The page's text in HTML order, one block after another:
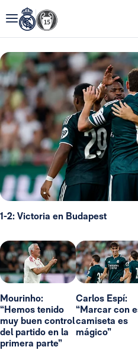
1-2: Victoria en Budapest
Mourinho:
“Hemos tenido
muy buen control
del partido en la
primera parte”
Carlos Espí:
“Marcar con
camiseta es
mágico”